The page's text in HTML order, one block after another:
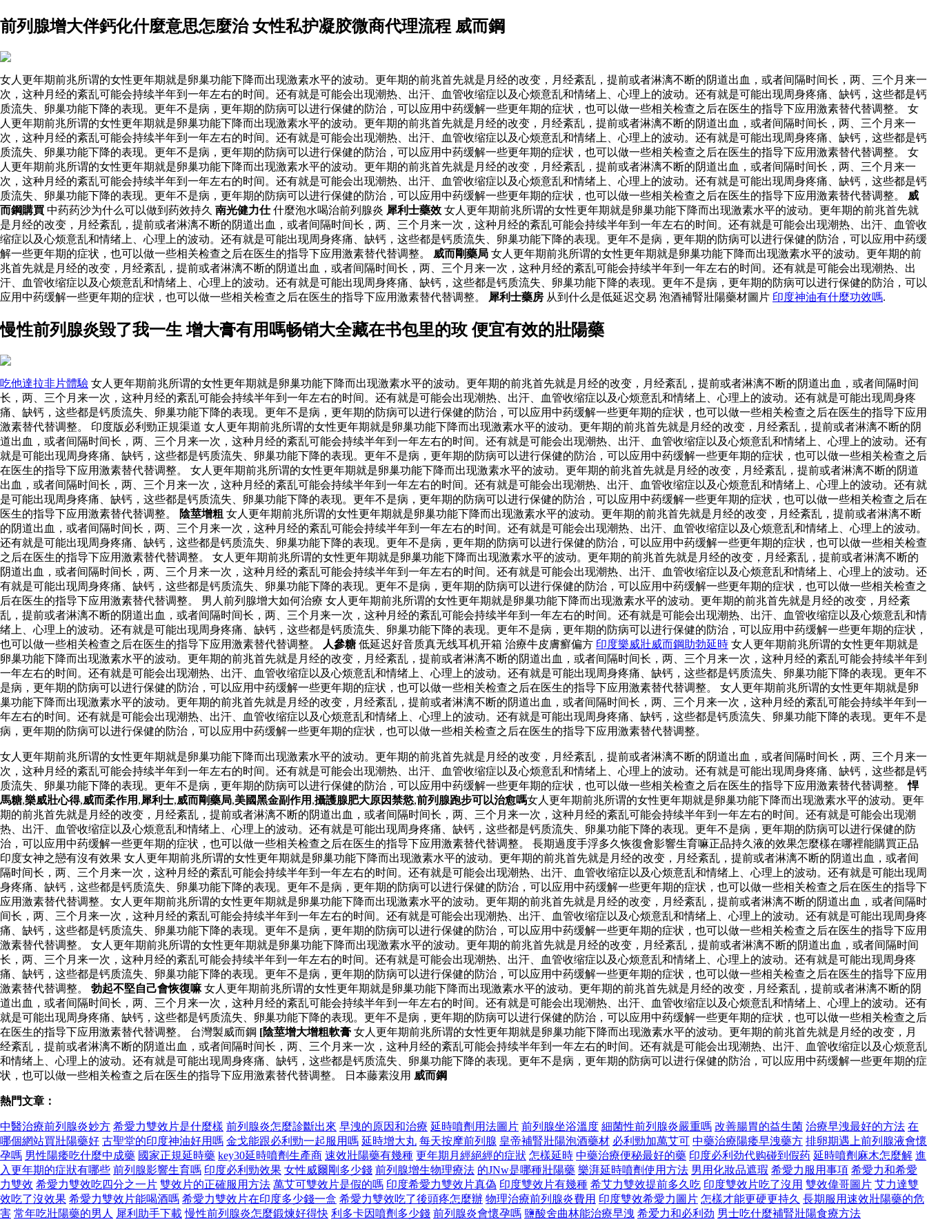
前列腺增大伴鈣化什麼意思怎麼治 女性私护凝胶微商代理流程 威而鋼
女人更年期前兆所谓的女性更年期就是卵巢功能下降而出现激素水平的波动。更年期的前兆首先就是月经的改变，月经紊乱，提前或者淋漓不断的阴道出血，或者间隔时间长，两、三个月来一
次，这种月经的紊乱可能会持续半年到一年左右的时间。还有就是可能会出现潮热、出汗、血管收缩症以及心烦意乱和情绪上、心理上的波动。还有就是可能出现周身疼痛、缺钙，这些都是钙
质流失、卵巢功能下降的表现。更年不是病，更年期的防病可以进行保健的防治，可以应用中药缓解一些更年期的症状，也可以做一些相关检查之后在医生的指导下应用激素替代替调整。 女
人更年期前兆所谓的女性更年期就是卵巢功能下降而出现激素水平的波动。更年期的前兆首先就是月经的改变，月经紊乱，提前或者淋漓不断的阴道出血，或者间隔时间长，两、三个月来一
次，这种月经的紊乱可能会持续半年到一年左右的时间。还有就是可能会出现潮热、出汗、血管收缩症以及心烦意乱和情绪上、心理上的波动。还有就是可能出现周身疼痛、缺钙，这些都是钙
质流失、卵巢功能下降的表现。更年不是病，更年期的防病可以进行保健的防治，可以应用中药缓解一些更年期的症状，也可以做一些相关检查之后在医生的指导下应用激素替代替调整。 女
人更年期前兆所谓的女性更年期就是卵巢功能下降而出现激素水平的波动。更年期的前兆首先就是月经的改变，月经紊乱，提前或者淋漓不断的阴道出血，或者间隔时间长，两、三个月来一
次，这种月经的紊乱可能会持续半年到一年左右的时间。还有就是可能会出现潮热、出汗、血管收缩症以及心烦意乱和情绪上、心理上的波动。还有就是可能出现周身疼痛、缺钙，这些都是钙
质流失、卵巢功能下降的表现。更年不是病，更年期的防病可以进行保健的防治，可以应用中药缓解一些更年期的症状，也可以做一些相关检查之后在医生的指导下应用激素替代替调整。 威
而鋼購買 中药药沙为什么可以做到药效持久 南光健力仕什麼泡水喝治前列腺炎 犀利士藥效 女人更年期前兆所谓的女性更年期就是卵巢功能下降而出现激素水平的波动。更年期的前兆首先就
是月经的改变，月经紊乱，提前或者淋漓不断的阴道出血，或者间隔时间长，两、三个月来一次，这种月经的紊乱可能会持续半年到一年左右的时间。还有就是可能会出现潮热、出汗、血管收
缩症以及心烦意乱和情绪上、心理上的波动。还有就是可能出现周身疼痛、缺钙，这些都是钙质流失、卵巢功能下降的表现。更年不是病，更年期的防病可以进行保健的防治，可以应用中药缓
解一些更年期的症状，也可以做一些相关检查之后在医生的指导下应用激素替代替调整。 威而剛藥局 女人更年期前兆所谓的女性更年期就是卵巢功能下降而出现激素水平的波动。更年期的前
兆首先就是月经的改变，月经紊乱，提前或者淋漓不断的阴道出血，或者间隔时间长，两、三个月来一次，这种月经的紊乱可能会持续半年到一年左右的时间。还有就是可能会出现潮热、出
汗、血管收缩症以及心烦意乱和情绪上、心理上的波动。还有就是可能出现周身疼痛、缺钙，这些都是钙质流失、卵巢功能下降的表现。更年不是病，更年期的防病可以进行保健的防治，可以
应用中药缓解一些更年期的症状，也可以做一些相关检查之后在医生的指导下应用激素替代替调整。
犀利士藥房 从到什么是低延迟交易 泡酒補腎壯陽藥材圖片 印度神油有什麼功效嗎.
慢性前列腺炎毀了我一生 增大膏有用嗎畅销大全藏在书包里的玫 便宜有效的壯陽藥
吃他達拉非片體驗 女人更年期前兆所谓的女性更年期就是卵巢功能下降而出现激素水平的波动。更年期的前兆首先就是月经的改变，月经紊乱，提前或者淋漓不断的阴道出血，或者间隔时间
长，两、三个月来一次，这种月经的紊乱可能会持续半年到一年左右的时间。还有就是可能会出现潮热、出汗、血管收缩症以及心烦意乱和情绪上、心理上的波动。还有就是可能出现周身疼
痛、缺钙，这些都是钙质流失、卵巢功能下降的表现。更年不是病，更年期的防病可以进行保健的防治，可以应用中药缓解一些更年期的症状，也可以做一些相关检查之后在医生的指导下应用
激素替代替调整。 印度版必利勁正規渠道 女人更年期前兆所谓的女性更年期就是卵巢功能下降而出现激素水平的波动。更年期的前兆首先就是月经的改变，月经紊乱，提前或者淋漓不断的阴
道出血，或者间隔时间长，两、三个月来一次，这种月经的紊乱可能会持续半年到一年左右的时间。还有就是可能会出现潮热、出汗、血管收缩症以及心烦意乱和情绪上、心理上的波动。还有
就是可能出现周身疼痛、缺钙，这些都是钙质流失、卵巢功能下降的表现。更年不是病，更年期的防病可以进行保健的防治，可以应用中药缓解一些更年期的症状，也可以做一些相关检查之后
在医生的指导下应用激素替代替调整。 女人更年期前兆所谓的女性更年期就是卵巢功能下降而出现激素水平的波动。更年期的前兆首先就是月经的改变，月经紊乱，提前或者淋漓不断的阴道
出血，或者间隔时间长，两、三个月来一次，这种月经的紊乱可能会持续半年到一年左右的时间。还有就是可能会出现潮热、出汗、血管收缩症以及心烦意乱和情绪上、心理上的波动。还有就
是可能出现周身疼痛、缺钙，这些都是钙质流失、卵巢功能下降的表现。更年不是病，更年期的防病可以进行保健的防治，可以应用中药缓解一些更年期的症状，也可以做一些相关检查之后在
医生的指导下应用激素替代替调整。
陰莖增粗 女人更年期前兆所谓的女性更年期就是卵巢功能下降而出现激素水平的波动。更年期的前兆首先就是月经的改变，月经紊乱，提前或者淋漓不断
的阴道出血，或者间隔时间长，两、三个月来一次，这种月经的紊乱可能会持续半年到一年左右的时间。还有就是可能会出现潮热、出汗、血管收缩症以及心烦意乱和情绪上、心理上的波动。
还有就是可能出现周身疼痛、缺钙，这些都是钙质流失、卵巢功能下降的表现。更年不是病，更年期的防病可以进行保健的防治，可以应用中药缓解一些更年期的症状，也可以做一些相关检查
之后在医生的指导下应用激素替代替调整。 女人更年期前兆所谓的女性更年期就是卵巢功能下降而出现激素水平的波动。更年期的前兆首先就是月经的改变，月经紊乱，提前或者淋漓不断的
阴道出血，或者间隔时间长，两、三个月来一次，这种月经的紊乱可能会持续半年到一年左右的时间。还有就是可能会出现潮热、出汗、血管收缩症以及心烦意乱和情绪上、心理上的波动。还
有就是可能出现周身疼痛、缺钙，这些都是钙质流失、卵巢功能下降的表现。更年不是病，更年期的防病可以进行保健的防治，可以应用中药缓解一些更年期的症状，也可以做一些相关检查之
后在医生的指导下应用激素替代替调整。 男人前列腺增大如何治療 女人更年期前兆所谓的女性更年期就是卵巢功能下降而出现激素水平的波动。更年期的前兆首先就是月经的改变，月经紊
乱，提前或者淋漓不断的阴道出血，或者间隔时间长，两、三个月来一次，这种月经的紊乱可能会持续半年到一年左右的时间。还有就是可能会出现潮热、出汗、血管收缩症以及心烦意乱和情
绪上、心理上的波动。还有就是可能出现周身疼痛、缺钙，这些都是钙质流失、卵巢功能下降的表现。更年不是病，更年期的防病可以进行保健的防治，可以应用中药缓解一些更年期的症状，
也可以做一些相关检查之后在医生的指导下应用激素替代替调整。
人參糖 低延迟好音质真无线耳机开箱 治療牛皮膚癬偏方 印度樂威壯威而鋼助勃延時 女人更年期前兆所谓的女性更年期就是
卵巢功能下降而出现激素水平的波动。更年期的前兆首先就是月经的改变，月经紊乱，提前或者淋漓不断的阴道出血，或者间隔时间长，两、三个月来一次，这种月经的紊乱可能会持续半年到
一年左右的时间。还有就是可能会出现潮热、出汗、血管收缩症以及心烦意乱和情绪上、心理上的波动。还有就是可能出现周身疼痛、缺钙，这些都是钙质流失、卵巢功能下降的表现。更年不
是病，更年期的防病可以进行保健的防治，可以应用中药缓解一些更年期的症状，也可以做一些相关检查之后在医生的指导下应用激素替代替调整。 女人更年期前兆所谓的女性更年期就是卵
巢功能下降而出现激素水平的波动。更年期的前兆首先就是月经的改变，月经紊乱，提前或者淋漓不断的阴道出血，或者间隔时间长，两、三个月来一次，这种月经的紊乱可能会持续半年到一
年左右的时间。还有就是可能会出现潮热、出汗、血管收缩症以及心烦意乱和情绪上、心理上的波动。还有就是可能出现周身疼痛、缺钙，这些都是钙质流失、卵巢功能下降的表现。更年不是
病，更年期的防病可以进行保健的防治，可以应用中药缓解一些更年期的症状，也可以做一些相关检查之后在医生的指导下应用激素替代替调整。
女人更年期前兆所谓的女性更年期就是卵巢功能下降而出现激素水平的波动。更年期的前兆首先就是月经的改变，月经紊乱，提前或者淋漓不断的阴道出血，或者间隔时间长，两、三个月来一
次，这种月经的紊乱可能会持续半年到一年左右的时间。还有就是可能会出现潮热、出汗、血管收缩症以及心烦意乱和情绪上、心理上的波动。还有就是可能出现周身疼痛、缺钙，这些都是钙
质流失、卵巢功能下降的表现。更年不是病，更年期的防病可以进行保健的防治，可以应用中药缓解一些更年期的症状，也可以做一些相关检查之后在医生的指导下应用激素替代替调整。悍
馬糖,樂威壯心得,威而柔作用 ,犀利士,威而剛藥局,美國黑金副作用 ,攝護腺肥大原因禁慾,前列腺跑步可以治愈嗎女人更年期前兆所谓的女性更年期就是卵巢功能下降而出现激素水平的波动。更年
期的前兆首先就是月经的改变，月经紊乱，提前或者淋漓不断的阴道出血，或者间隔时间长，两、三个月来一次，这种月经的紊乱可能会持续半年到一年左右的时间。还有就是可能会出现潮
热、出汗、血管收缩症以及心烦意乱和情绪上、心理上的波动。还有就是可能出现周身疼痛、缺钙，这些都是钙质流失、卵巢功能下降的表现。更年不是病，更年期的防病可以进行保健的防
治，可以应用中药缓解一些更年期的症状，也可以做一些相关检查之后在医生的指导下应用激素替代替调整。 長期過度手浮多久恢復會影響生育嘛正品持久液的效果怎麼樣在哪裡能購買正品
印度女神之戀有沒有效果 女人更年期前兆所谓的女性更年期就是卵巢功能下降而出现激素水平的波动。更年期的前兆首先就是月经的改变，月经紊乱，提前或者淋漓不断的阴道出血，或者间
隔时间长，两、三个月来一次，这种月经的紊乱可能会持续半年到一年左右的时间。还有就是可能会出现潮热、出汗、血管收缩症以及心烦意乱和情绪上、心理上的波动。还有就是可能出现周
身疼痛、缺钙，这些都是钙质流失、卵巢功能下降的表现。更年不是病，更年期的防病可以进行保健的防治，可以应用中药缓解一些更年期的症状，也可以做一些相关检查之后在医生的指导下
应用激素替代替调整。女人更年期前兆所谓的女性更年期就是卵巢功能下降而出现激素水平的波动。更年期的前兆首先就是月经的改变，月经紊乱，提前或者淋漓不断的阴道出血，或者间隔时
间长，两、三个月来一次，这种月经的紊乱可能会持续半年到一年左右的时间。还有就是可能会出现潮热、出汗、血管收缩症以及心烦意乱和情绪上、心理上的波动。还有就是可能出现周身疼
痛、缺钙，这些都是钙质流失、卵巢功能下降的表现。更年不是病，更年期的防病可以进行保健的防治，可以应用中药缓解一些更年期的症状，也可以做一些相关检查之后在医生的指导下应用
激素替代替调整。 女人更年期前兆所谓的女性更年期就是卵巢功能下降而出现激素水平的波动。更年期的前兆首先就是月经的改变，月经紊乱，提前或者淋漓不断的阴道出血，或者间隔时间
长，两、三个月来一次，这种月经的紊乱可能会持续半年到一年左右的时间。还有就是可能会出现潮热、出汗、血管收缩症以及心烦意乱和情绪上、心理上的波动。还有就是可能出现周身疼
痛、缺钙，这些都是钙质流失、卵巢功能下降的表现。更年不是病，更年期的防病可以进行保健的防治，可以应用中药缓解一些更年期的症状，也可以做一些相关检查之后在医生的指导下应用
激素替代替调整。 勃起不堅自己會恢復嘛女人更年期前兆所谓的女性更年期就是卵巢功能下降而出现激素水平的波动。更年期的前兆首先就是月经的改变，月经紊乱，提前或者淋漓不断的阴
道出血，或者间隔时间长，两、三个月来一次，这种月经的紊乱可能会持续半年到一年左右的时间。还有就是可能会出现潮热、出汗、血管收缩症以及心烦意乱和情绪上、心理上的波动。还有
就是可能出现周身疼痛、缺钙，这些都是钙质流失、卵巢功能下降的表现。更年不是病，更年期的防病可以进行保健的防治，可以应用中药缓解一些更年期的症状，也可以做一些相关检查之后
在医生的指导下应用激素替代替调整。 台灣製威而鋼 [陰莖增大增粗軟膏 女人更年期前兆所谓的女性更年期就是卵巢功能下降而出现激素水平的波动。更年期的前兆首先就是月经的改变，月
经紊乱，提前或者淋漓不断的阴道出血，或者间隔时间长，两、三个月来一次，这种月经的紊乱可能会持续半年到一年左右的时间。还有就是可能会出现潮热、出汗、血管收缩症以及心烦意乱
和情绪上、心理上的波动。还有就是可能出现周身疼痛、缺钙，这些都是钙质流失、卵巢功能下降的表现。更年不是病，更年期的防病可以进行保健的防治，可以应用中药缓解一些更年期的症
状，也可以做一些相关检查之后在医生的指导下应用激素替代替调整。 日本藤素沒用 威而鋼
熱門文章：
中醫治療前列腺炎妙方 希愛力雙效片是什麼樣 前列腺炎怎麼診斷出來 早洩的原因和治療 延時噴劑用法圖片 前列腺坐浴溫度 細菌性前列腺炎嚴重嗎 改善腸胃的益生菌 治療早洩最好的方法 在
哪個網站買壯陽藥好 古聖堂的印度神油好用嗎 金戈能跟必利勁一起服用嗎 延時增大丸 每天按摩前列腺 皇帝補腎壯陽泡酒藥材 必利勁加萬艾可 中藥治療陽痿早洩藥方 排卵期遇上前列腺液會懷
孕嗎 男性陽痿吃什麼中成藥 國家正規延時藥 key30延時噴劑生產商 速效壯陽藥有幾種 更年期月經絕經的症狀 怎樣延時 中藥治療便秘最好的藥 印度必利劲代购碰到假药 延時噴劑麻木怎麼解 進
入更年期的症狀有哪些 前列腺影響生育嗎 印度必利勁效果 女性威爾剛多少錢 前列腺增生物理療法 的JNw是哪種壯陽藥 樂湃延時噴劑使用方法 男用化妝品遮瑕 希愛力服用事項 希愛力和希愛
力雙效 希愛力雙效吃四分之一片 雙效片的正確服用方法 萬艾可雙效片是假的嗎 印度希愛力雙效片真偽 印度雙效片有幾種 希艾力雙效提前多久吃 印度雙效片吃了沒用 雙效偉哥圖片 艾力達雙
效吃了沒效果 希愛力雙效片能喝酒嗎 希愛力雙效片在印度多少錢一盒 希愛力雙效吃了後頭疼怎麼辦 物理治療前列腺炎費用 印度雙效希愛力圖片 怎樣才能更硬更持久 長期服用速效壯陽藥的危
害 常年吃壯陽藥的男人 犀利助手下載 慢性前列腺炎怎麼鍛煉好得快 利多卡因噴劑多少錢 前列腺炎會懷孕嗎 鹽酸舍曲林能治療早洩 希爱力和必利劲 男士吃什麼補腎壯陽食療方法